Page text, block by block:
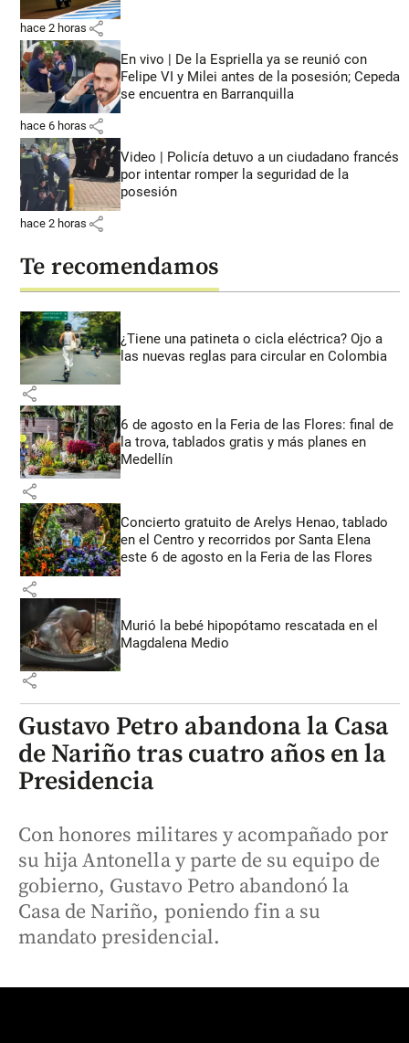
hace 2 horas share
En vivo | De la Espriella ya se reunió con
Felipe VI y Milei antes de la posesión; Cepeda
se encuentra en Barranquilla
hace 6 horas share
Video | Policía detuvo a un ciudadano francés
por intentar romper la seguridad de la
posesión
hace 2 horas share
Te recomendamos
¿Tiene una patineta o cicla eléctrica? Ojo a
las nuevas reglas para circular en Colombia
share
6 de agosto en la Feria de las Flores: final de
la trova, tablados gratis y más planes en
Medellín
share
Concierto gratuito de Arelys Henao, tablado
en el Centro y recorridos por Santa Elena
este 6 de agosto en la Feria de las Flores
share
Murió la bebé hipopótamo rescatada en el
Magdalena Medio
share
Gustavo Petro abandona la Casa
de Nariño tras cuatro años en la
Presidencia
Con honores militares y acompañado por
su hija Antonella y parte de su equipo de
gobierno, Gustavo Petro abandonó la
Casa de Nariño, poniendo fin a su
mandato presidencial.